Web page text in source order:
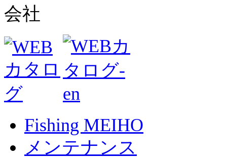
Fishing MEIHO
メンテナンス